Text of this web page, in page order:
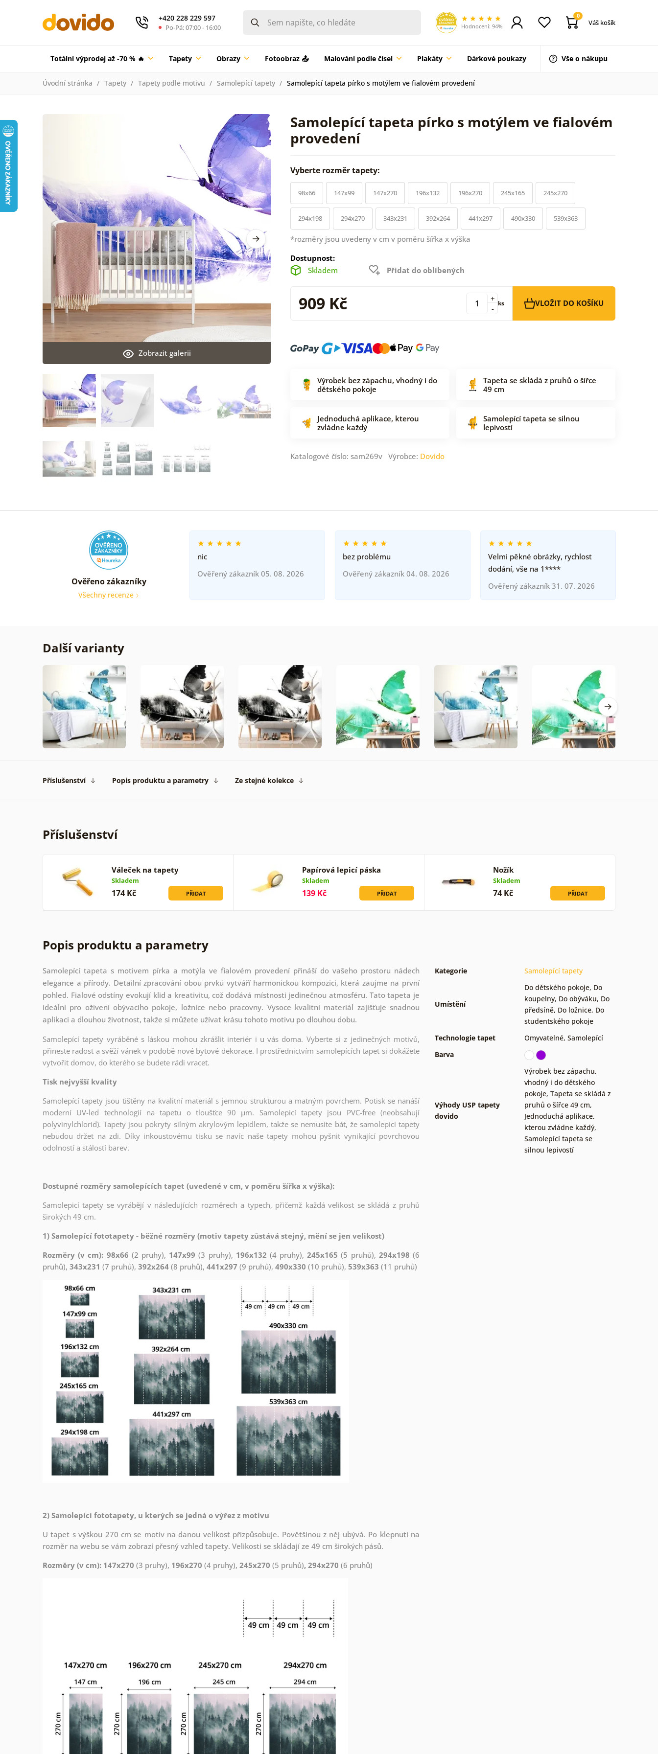
+420 228 229 597
Po-Pá: 07:00 - 16:00 Hodnocení: 94%
0
Váš košík
Totální výprodej až -70 % 🔥 Tapety Obrazy Fotoobraz 📤 Malování podle čísel Plakáty Dárkové poukazy Vše o nákupu
Úvodní stránka Tapety Tapety podle motivu Samolepící tapety Samolepící tapeta pírko s motýlem ve fialovém provedení
Samolepící tapeta pírko s motýlem ve fialovém
provedení
Zobrazit galerii
Vyberte rozměr tapety:
98x66 147x99 147x270 196x132 196x270 245x165 245x270
294x198 294x270 343x231 392x264 441x297 490x330 539x363
*rozměry jsou uvedeny v cm v poměru šířka x výška
Dostupnost:
Skladem
Přidat do oblíbených
909 Kč -
+ ks VLOŽIT DO KOŠÍKU
Výrobek bez zápachu, vhodný i do
dětského pokoje
Tapeta se skládá z pruhů o šířce
49 cm
Jednoduchá aplikace, kterou
zvládne každý
Samolepící tapeta se silnou
lepivostí
Katalogové číslo: sam269v Výrobce: Dovido
Ověřeno zákazníky
Všechny recenze
nic
Ověřený zákazník 05. 08. 2026
bez problému
Ověřený zákazník 04. 08. 2026
Velmi pěkné obrázky, rychlost
dodání, vše na 1****
Ověřený zákazník 31. 07. 2026
Další varianty
Příslušenství Popis produktu a parametry Ze stejné kolekce
Příslušenství
Váleček na tapety
Skladem
174 Kč PŘIDAT
Papírová lepicí páska
Skladem
139 Kč PŘIDAT
Nožík
Skladem
74 Kč PŘIDAT
Popis produktu a parametry
Samolepící tapeta s motivem pírka a motýla ve fialovém provedení přináší do vašeho prostoru nádech
elegance a přírody. Detailní zpracování obou prvků vytváří harmonickou kompozici, která zaujme na první
pohled. Fialové odstíny evokují klid a kreativitu, což dodává místnosti jedinečnou atmosféru. Tato tapeta je
ideální pro oživení obývacího pokoje, ložnice nebo pracovny. Vysoce kvalitní materiál zajišťuje snadnou
aplikaci a dlouhou životnost, takže si můžete užívat krásu tohoto motivu po dlouhou dobu.
Samolepící tapety vyráběné s láskou mohou zkrášlit interiér i u vás doma. Vyberte si z jedinečných motivů,
přineste radost a svěží vánek v podobě nové bytové dekorace. I prostřednictvím samolepících tapet si dokážete
vytvořit domov, do kterého se budete rádi vracet.
Tisk nejvyšší kvality
Samolepící tapety jsou tištěny na kvalitní materiál s jemnou strukturou a matným povrchem. Potisk se nanáší
moderní UV-led technologií na tapetu o tloušťce 90 µm. Samolepicí tapety jsou PVC-free (neobsahují
polyvinylchlorid). Tapety jsou pokryty silným akrylovým lepidlem, takže se nemusíte bát, že samolepící tapety
nebudou držet na zdi. Díky inkoustovému tisku se navíc naše tapety mohou pyšnit vynikající povrchovou
odolností a stálostí barev.
Dostupné rozměry samolepících tapet (uvedené v cm, v poměru šířka x výška):
Samolepicí tapety se vyrábějí v následujících rozměrech a typech, přičemž každá velikost se skládá z pruhů
širokých 49 cm.
1) Samolepící fototapety - běžné rozměry (motiv tapety zůstává stejný, mění se jen velikost)
Rozměry (v cm): 98x66 (2 pruhy), 147x99 (3 pruhy), 196x132 (4 pruhy),245x165 (5 pruhů), 294x198 (6
pruhů), 343x231 (7 pruhů), 392x264 (8 pruhů), 441x297 (9 pruhů), 490x330 (10 pruhů), 539x363 (11 pruhů)
2) Samolepící fototapety, u kterých se jedná o výřez z motivu
U tapet s výškou 270 cm se motiv na danou velikost přizpůsobuje. Povětšinou z něj ubývá. Po klepnutí na
rozměr na webu se vám zobrazí přesný vzhled tapety. Velikosti se skládají ze 49 cm širokých pásů.
Rozměry (v cm): 147x270 (3 pruhy), 196x270 (4 pruhy), 245x270 (5 pruhů), 294x270 (6 pruhů)
Kategorie Samolepící tapety
Umístění
Do dětského pokoje, Do
koupelny, Do obýváku, Do
předsíně, Do ložnice, Do
studentského pokoje
Technologie tapet
Omyvatelné, Samolepící
Barva
Výhody USP tapety
dovido
Výrobek bez zápachu,
vhodný i do dětského
pokoje, Tapeta se skládá z
pruhů o šířce 49 cm,
Jednoduchá aplikace,
kterou zvládne každý,
Samolepící tapeta se
silnou lepivostí